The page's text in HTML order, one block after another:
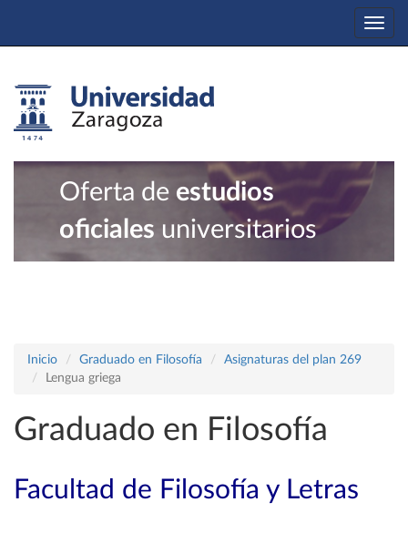
Oferta de estudios
oficiales universitarios
Inicio Graduado en Filosofía
Asignaturas del plan 269
Lengua griega
Graduado en Filosofía
Facultad de Filosofía y Letras